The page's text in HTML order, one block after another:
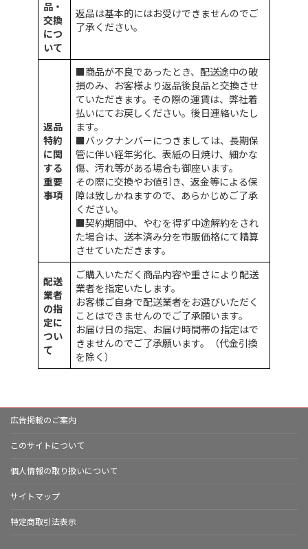
品・
交換
につ
いて
返品は基本的にはお受けできませんのでご
了承ください。
返品
特約
に関
する
重要
事項
■商品が不良であったとき、配送途中の破
損のみ、お客様より返品後良品と交換させ
ていただきます。その際の運賃は、弊社着
払いにてお戻しください。後日連絡いたし
ます。
■バックナンバーにつきましては、長期保
管に伴い経年劣化、表紙の日焼け、細かな
傷、汚れ等がある場合も御座います。
その際に交換やお値引き、返金等による保
障は致しかねますので、あらかじめご了承
ください。
■契約期間中、やむを得ず中途解約をされ
た場合は、送本済み分を市販価格にて精算
させていただきます。
配送
業者
の指
定に
つい
て
ご購入いただく商品内容や重さにより配送
業者を指定いたします。
お客様ご自身で配送業者をお選びいただく
ことはできませんのでご了承願います。
お届け日の指定、お届け時間帯の指定はで
きませんのでご了承願います。（代金引換
を除く）
広告掲載のご案内
このサイトについて
個人情報の取り扱いについて
サイトマップ
特定商取引法表示